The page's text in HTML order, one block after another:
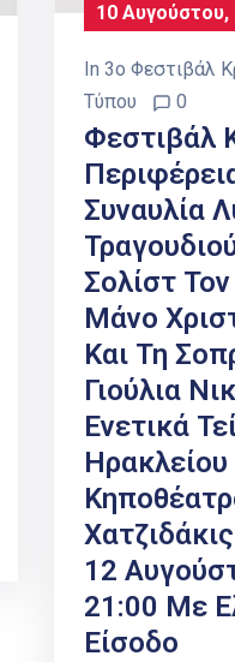
10 Αυγούστου,
In 3ο Φεστιβάλ
Τύπου
0
Φεστιβάλ
Συναυλία
Σολίστ
Μάνο
Και Τη
Γιούλια
Ενετικά
Ηρακλείου
12
21:00 Με
Είσοδο